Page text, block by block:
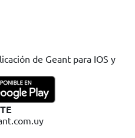
de Geant para IOS y